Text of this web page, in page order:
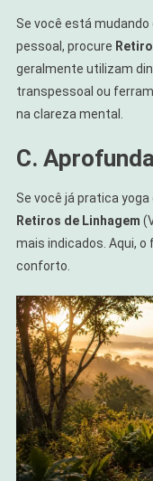
Se você está
pessoal, procure
geralmente utilizam
transpessoal ou
na clareza mental.
C.
Se você já pratica yoga
Retiros de Linhagem
mais indicados. Aqui, o
conforto.